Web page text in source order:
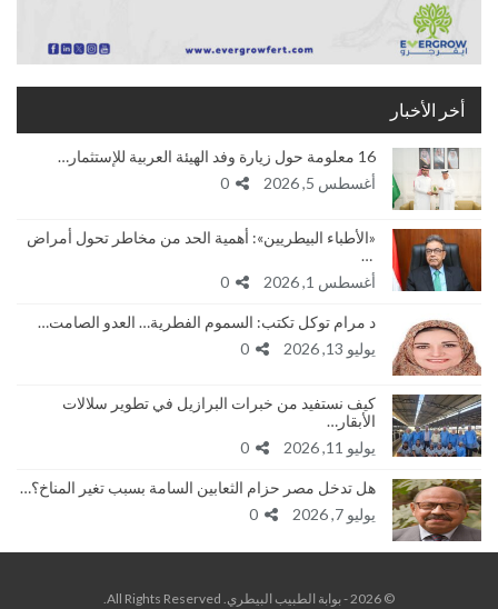
أخر الأخبار
16 معلومة حول زيارة وفد الهيئة العربية للإستثمار…
أغسطس 5, 2026
«الأطباء البيطريين»: أهمية الحد من مخاطر تحول أمراض
…
أغسطس 1, 2026
د مرام توكل تكتب: السموم الفطرية… العدو الصامت…
يوليو 13, 2026
كيف نستفيد من خبرات البرازيل في تطوير سلالات
الأبقار…
يوليو 11, 2026
هل تدخل مصر حزام الثعابين السامة بسبب تغير المناخ؟…
يوليو 7, 2026
© 2026 - بوابة الطبيب البيطري. All Rights Reserved.